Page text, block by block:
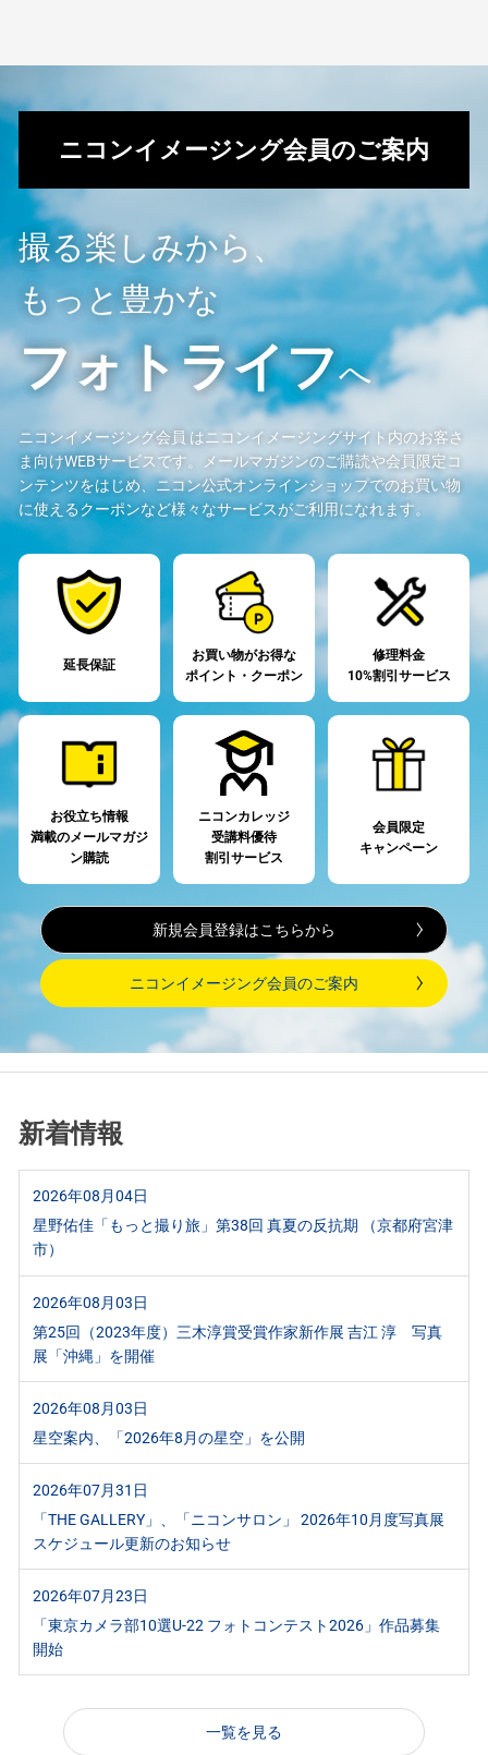
ニコンイメージング会員のご案内
撮る楽しみから、
もっと豊かな
フォトライフへ
ニコンイメージング会員 はニコンイメージングサイト内のお客さ
ま向けWEBサービスです。メールマガジンのご購読や会員限定コ
ンテンツをはじめ、ニコン公式オンラインショップでのお買い物
に使えるクーポンなど様々なサービスがご利用になれます。
延長保証
お買い物がお得な
ポイント・クーポン
修理料金
10%割引サービス
お役立ち情報
満載のメールマガジ
ン購読
ニコンカレッジ
受講料優待
割引サービス
会員限定
キャンペーン
新規会員登録はこちらから
ニコンイメージング会員のご案内
新着情報
2026年08月04日
星野佑佳「もっと撮り旅」第38回 真夏の反抗期 （京都府宮津
市）
2026年08月03日
第25回（2023年度）三木淳賞受賞作家新作展 吉江 淳 写真
展「沖縄」を開催
2026年08月03日
星空案内、「2026年8月の星空」を公開
2026年07月31日
「THE GALLERY」、「ニコンサロン」 2026年10月度写真展
スケジュール更新のお知らせ
2026年07月23日
「東京カメラ部10選U-22 フォトコンテスト2026」作品募集
開始
一覧を見る